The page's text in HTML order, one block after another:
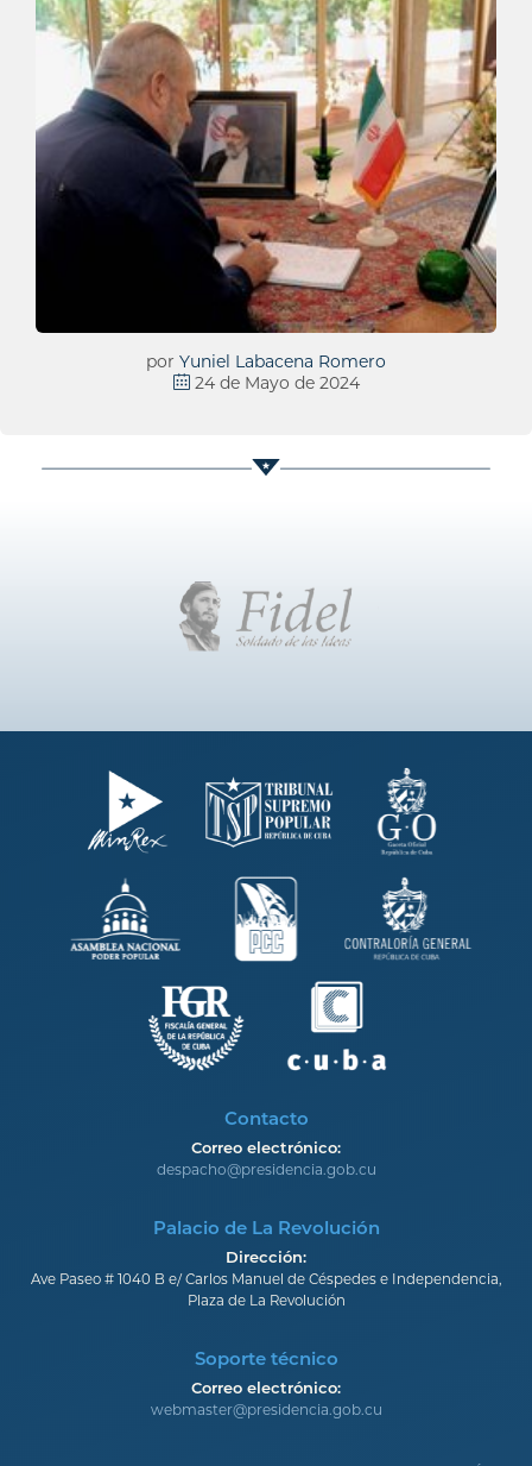
por Yuniel Labacena Romero
24 de Mayo de 2024
Contacto
Correo electrónico:
despacho@presidencia.gob.cu
Palacio de La Revolución
Dirección:
Ave Paseo # 1040 B e/ Carlos Manuel de Céspedes e Independencia,
Plaza de La Revolución
Soporte técnico
Correo electrónico:
webmaster@presidencia.gob.cu